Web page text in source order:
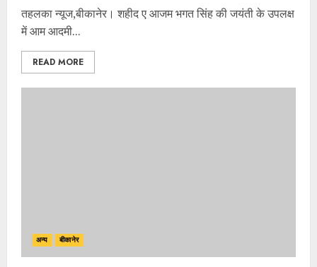
तहलका न्यूज,बीकानेर। शहीद ए आजम भगत सिंह की जयंती के उपलक्ष
में आम आदमी...
READ MORE
अन्य बीकानेर